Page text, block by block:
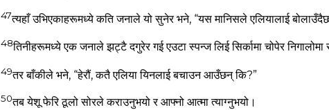
47त्‍यहाँ उभिएकाहरूमध्‍ये कति जनाले यो सुनेर भने, “यस मानिसले एलियालाई
48तिनीहरूमध्‍ये एक जनाले झट्टै दगुरेर गई एउटा स्‍पन्‍ज लिई सिर्कामा चोपेर निगालोमा
49तर बाँकीले भने, “हेरौं, कतै एलिया यिनलाई बचाउन आउँछन्‌ कि?”
50तब येशू फेरि ठूलो सोरले कराउनुभयो र आफ्‍नो आत्‍मा त्‍याग्‍नुभयो।